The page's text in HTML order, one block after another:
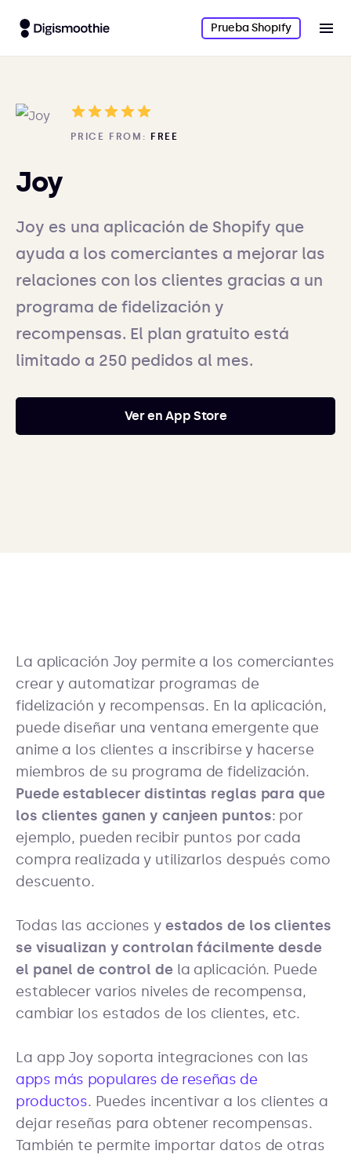
Prueba Shopify
PRICE FROM: FREE
Joy
Joy es una aplicación de Shopify que
ayuda a los comerciantes a mejorar las
relaciones con los clientes gracias a un
programa de fidelización y
recompensas. El plan gratuito está
limitado a 250 pedidos al mes.
Ver en App Store
La aplicación Joy permite a los comerciantes
crear y automatizar programas de
fidelización y recompensas. En la aplicación,
puede diseñar una ventana emergente que
anime a los clientes a inscribirse y hacerse
miembros de su programa de fidelización.
Puede establecer distintas reglas para que
los clientes ganen y canjeen puntos: por
ejemplo, pueden recibir puntos por cada
compra realizada y utilizarlos después como
descuento.
Todas las acciones y estados de los clientes
se visualizan y controlan fácilmente desde
el panel de control dela aplicación. Puede
establecer varios niveles de recompensa,
cambiar los estados de los clientes, etc.
La app Joy soporta integraciones con las
apps más populares de reseñas de
productos. Puedes incentivar a los clientes a
dejar reseñas para obtener recompensas.
También te permite importar datos de otras